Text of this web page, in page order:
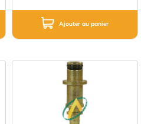
Ajouter au panier